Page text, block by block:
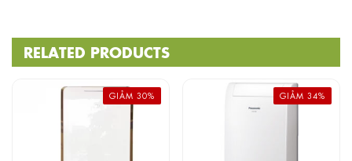
RELATED PRODUCTS
GIẢM 30% GIẢM 34%